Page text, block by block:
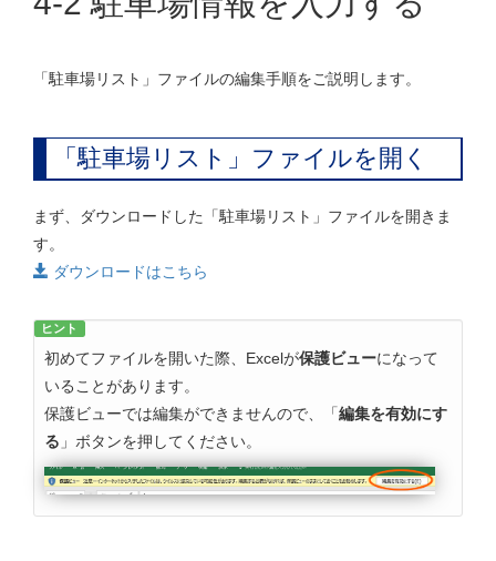
「駐車場リスト」ファイルの編集手順をご説明します。
「駐車場リスト」ファイルを開く
まず、ダウンロードした「駐車場リスト」ファイルを開きま
す。
ダウンロードはこちら
ヒント
初めてファイルを開いた際、Excelが保護ビューになって
いることがあります。
保護ビューでは編集ができませんので、「編集を有効にす
る 」ボタンを押してください。